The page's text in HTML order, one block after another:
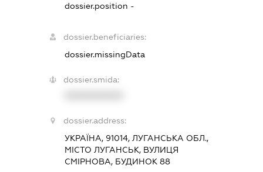
dossier.position -
dossier.beneficiaries:
dossier.missingData
dossier.smida:
dossier.address:
УКРАЇНА, 91014, ЛУГАНСЬКА ОБЛ.,
МІСТО ЛУГАНСЬК, ВУЛИЦЯ
СМІРНОВА, БУДИНОК 88